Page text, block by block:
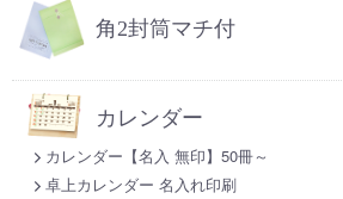
角2封筒マチ付
カレンダー
カレンダー【名入 無印】50冊～
卓上カレンダー 名入れ印刷